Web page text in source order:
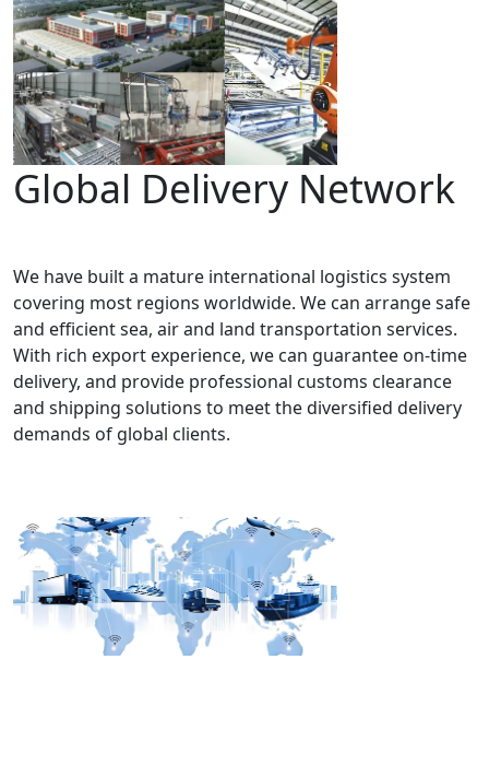
Global Delivery Network
We have built a mature international logistics system
covering most regions worldwide. We can arrange safe
and efficient sea, air and land transportation services.
With rich export experience, we can guarantee on-time
delivery, and provide professional customs clearance
and shipping solutions to meet the diversified delivery
demands of global clients.